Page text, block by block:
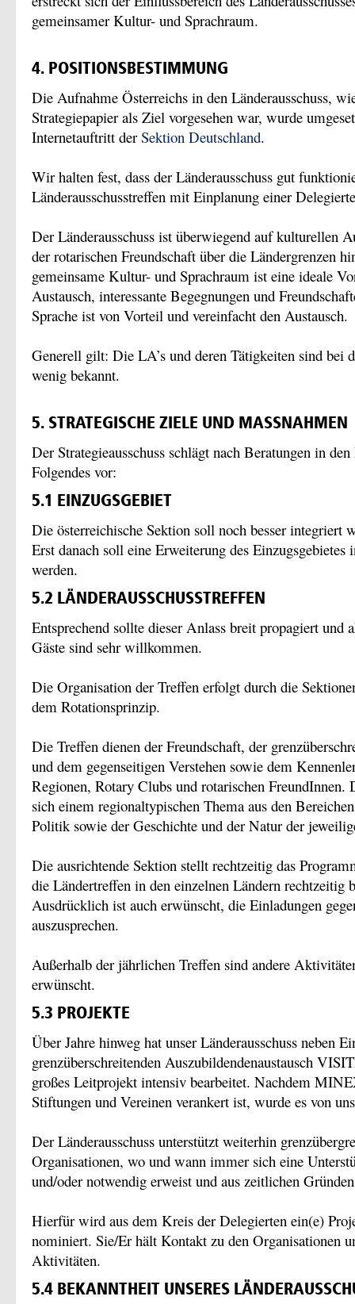
gemeinsamer Kultur- und Sprachraum.
4. POSITIONSBESTIMMUNG
Die Aufnahme Österreichs in den Länderausschuss,
Strategiepapier als Ziel vorgesehen war, wurde
Internetauftritt derSektion Deutschland.
Wir halten fest, dass der Länderausschuss gut
Länderausschusstreffen mit Einplanung einer
Der Länderausschuss ist überwiegend auf kulturellen
der rotarischen Freundschaft über die Ländergrenzen
gemeinsame Kultur- und Sprachraum ist eine ideale
Austausch, interessante Begegnungen und
Sprache ist von Vorteil und vereinfacht den Austausch.
Generell gilt: Die LA’s und deren Tätigkeiten sind bei
wenig bekannt.
5. STRATEGISCHE ZIELE UND MASSNAHMEN
Der Strategieausschuss schlägt nach Beratungen in
Folgendes vor:
5.1 EINZUGSGEBIET
Die österreichische Sektion soll noch besser integriert
Erst danach soll eine Erweiterung des Einzugsgebietes
werden.
5.2 LÄNDERAUSSCHUSSTREFFEN
Entsprechend sollte dieser Anlass breit propagiert und
Gäste sind sehr willkommen.
Die Organisation der Treffen erfolgt durch die
dem Rotationsprinzip.
Die Treffen dienen der Freundschaft, der
und dem gegenseitigen Verstehen sowie dem
Regionen, Rotary Clubs und rotarischen
sich einem regionaltypischen Thema aus den
Politik sowie der Geschichte und der Natur der
Die ausrichtende Sektion stellt rechtzeitig das
die Ländertreffen in den einzelnen Ländern rechtzeitig
Ausdrücklich ist auch erwünscht, die Einladungen
auszusprechen.
Außerhalb der jährlichen Treffen sind andere
erwünscht.
5.3 PROJEKTE
Über Jahre hinweg hat unser Länderausschuss neben
grenzüberschreitenden Auszubildendenaustausch
großes Leitprojekt intensiv bearbeitet. Nachdem
Stiftungen und Vereinen verankert ist, wurde es von
Der Länderausschuss unterstützt weiterhin
Organisationen, wo und wann immer sich eine
und/oder notwendig erweist und aus zeitlichen
Hierfür wird aus dem Kreis der Delegierten ein(e)
nominiert. Sie/Er hält Kontakt zu den Organisationen
Aktivitäten.
5.4 BEKANNTHEIT UNSERES